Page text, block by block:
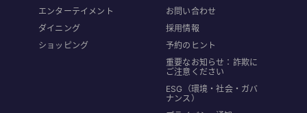
エンターテイメント
ダイニング
ショッピング
お問い合わせ
採用情報
予約のヒント
重要なお知らせ：詐欺に
ご注意ください
ESG（環境・社会・ガバ
ナンス）